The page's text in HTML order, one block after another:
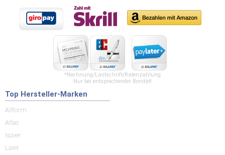
*Rechnung/Lastschrift/Ratenzahlung
Nur bei entsprechender Bonität!
Top Hersteller-Marken
Allform
Atlas
Isover
Laier